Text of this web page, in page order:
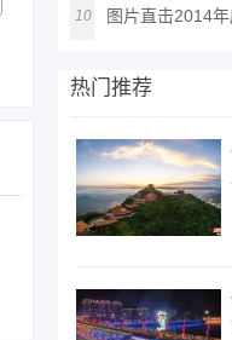
10 图片直击2014
热门推荐